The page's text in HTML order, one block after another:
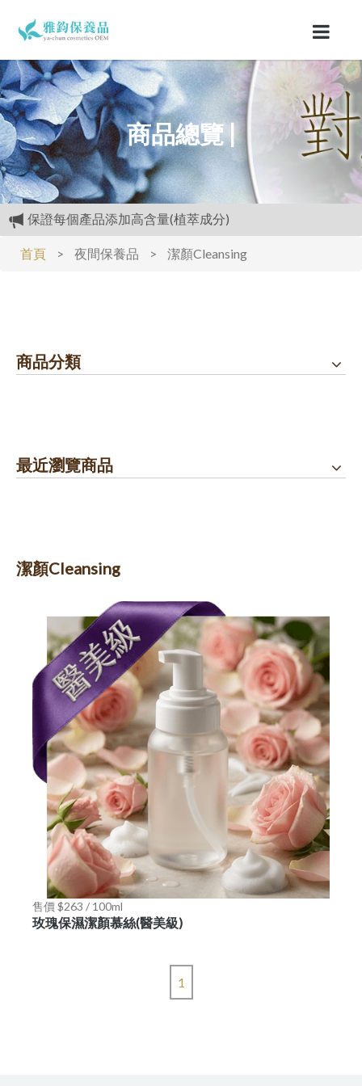
商品總覽 |
保證每個產品添加高含量(植萃成分)
購物禮:送夏日涼感劑100cc.只能噴衣服.不要噴皮膚
專區活動快報:全館滿5000元送檸檬花水500cc
首頁 > 夜間保養品 > 潔顏Cleansing
商品分類
最近瀏覽商品
潔顏Cleansing
售價 $263 / 100ml
玫瑰保濕潔顏慕絲(醫美級)
1